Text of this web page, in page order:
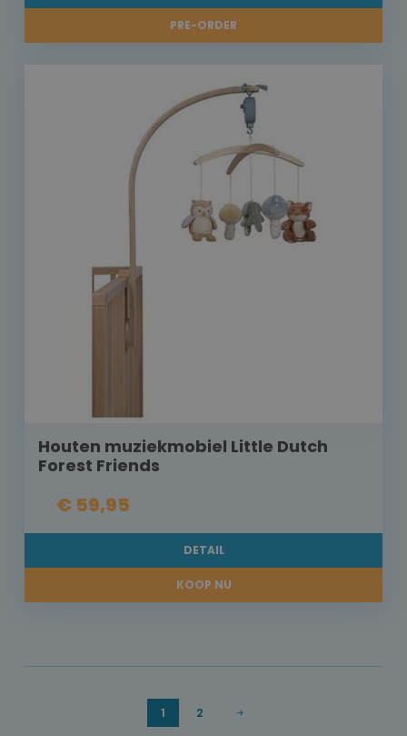
PRE-ORDER
Houten muziekmobiel Little Dutch
Forest Friends
€ 59,95
DETAIL
KOOP NU
1 2